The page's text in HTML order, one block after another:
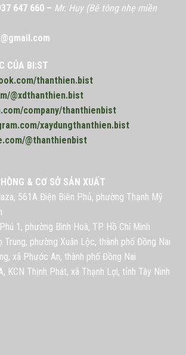
647 660 – Mr. Huy (Bê tông nhẹ miền
CỦA BI:ST
thanthien.bist
@xdthanthien.bist
company/thanthienbist
xaydungthanthien.bist
@thanthienbist
& CƠ SỞ SẢN XUẤT
561A Điện Biên Phủ, phường Thạnh Mỹ
1, phường Bình Hoà, TP. Hồ Chí Minh
phường Xuân Lộc, thành phố Đồng Nai
xã Phước An, thành phố Đồng Nai
KCN Thịnh Phát, xã Thạnh Lợi, tỉnh Tây Ninh